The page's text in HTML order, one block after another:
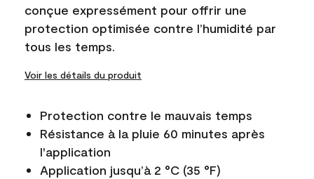
conçue expressément pour offrir une
protection optimisée contre l’humidité par
tous les temps.
Voir les détails du produit
Protection contre le mauvais temps
Résistance à la pluie 60 minutes après
l'application
Application jusqu’à 2 °C (35 °F)